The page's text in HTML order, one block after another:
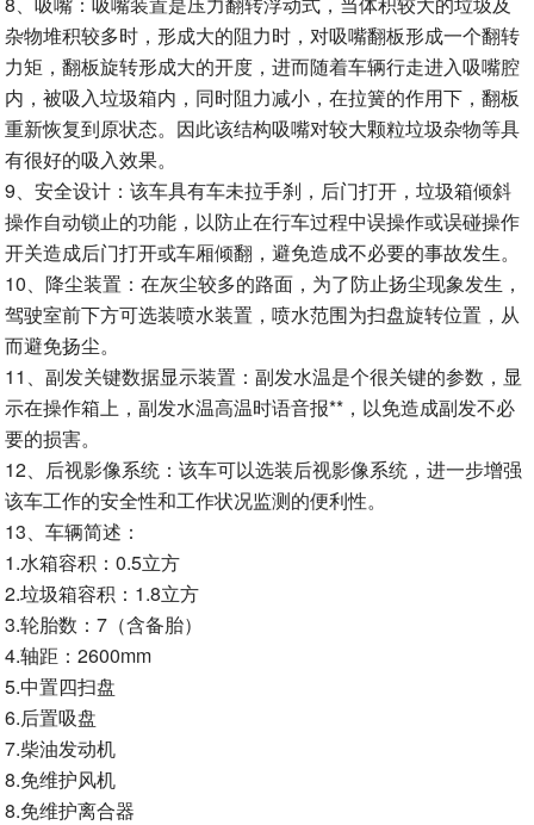
杂物堆积较多时，形成大的阻力时，对吸嘴翻板形成一个翻转
力矩，翻板旋转形成大的开度，进而随着车辆行走进入吸嘴腔
内，被吸入垃圾箱内，同时阻力减小，在拉簧的作用下，翻板
重新恢复到原状态。因此该结构吸嘴对较大颗粒垃圾杂物等具
有很好的吸入效果。
9、安全设计：该车具有车未拉手刹，后门打开，垃圾箱倾斜
操作自动锁止的功能，以防止在行车过程中误操作或误碰操作
开关造成后门打开或车厢倾翻，避免造成不必要的事故发生。
10、降尘装置：在灰尘较多的路面，为了防止扬尘现象发生，
驾驶室前下方可选装喷水装置，喷水范围为扫盘旋转位置，从
而避免扬尘。
11、副发关键数据显示装置：副发水温是个很关键的参数，显
示在操作箱上，副发水温高温时语音报**，以免造成副发不必
要的损害。
12、后视影像系统：该车可以选装后视影像系统，进一步增强
该车工作的安全性和工作状况监测的便利性。
13、车辆简述：
1.水箱容积：0.5立方
2.垃圾箱容积：1.8立方
3.轮胎数：7（含备胎）
4.轴距：2600mm
5.中置四扫盘
6.后置吸盘
7.柴油发动机
8.免维护风机
8.免维护离合器